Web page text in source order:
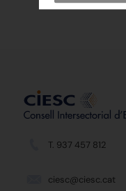
T. 937 457 812
ciesc@ciesc.cat